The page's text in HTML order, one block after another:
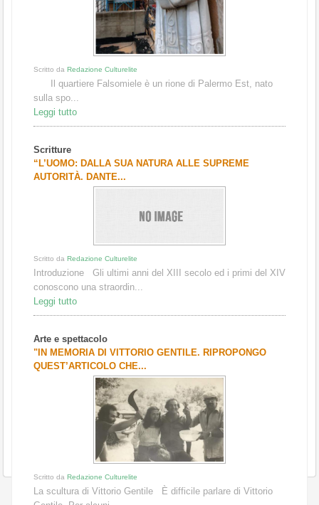
Scritto da Redazione Culturelite
Il quartiere Falsomiele è un rione di Palermo Est, nato
sulla spo...
Leggi tutto
Scritture
“L’UOMO: DALLA SUA NATURA ALLE SUPREME
AUTORITÀ. DANTE...
Scritto da Redazione Culturelite
Introduzione Gli ultimi anni del XIII secolo ed i primi del XIV
conoscono una straordin...
Leggi tutto
Arte e spettacolo
"IN MEMORIA DI VITTORIO GENTILE. RIPROPONGO
QUEST’ARTICOLO CHE...
Scritto da Redazione Culturelite
La scultura di Vittorio Gentile È difficile parlare di Vittorio